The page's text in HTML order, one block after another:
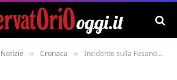
Notizie » Cronaca » Incidente sulla Fasano-Pezze di Greco: deceduta la 67enne fasanese coinvolta